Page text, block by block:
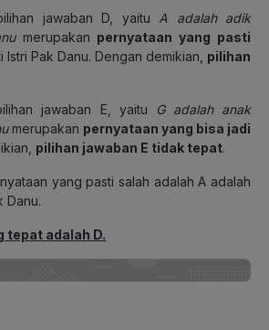
jawaban D, yaitu A adalah adik
merupakan pernyataan yang pasti
Istri Pak Danu. Dengan demikian, pilihan
jawaban E, yaitu
G adalah anak
merupakan pernyataan yang bisa jadi
pilihan jawaban E tidak tepat.
yang pasti salah adalah A adalah
Danu.
tepat adalah D.